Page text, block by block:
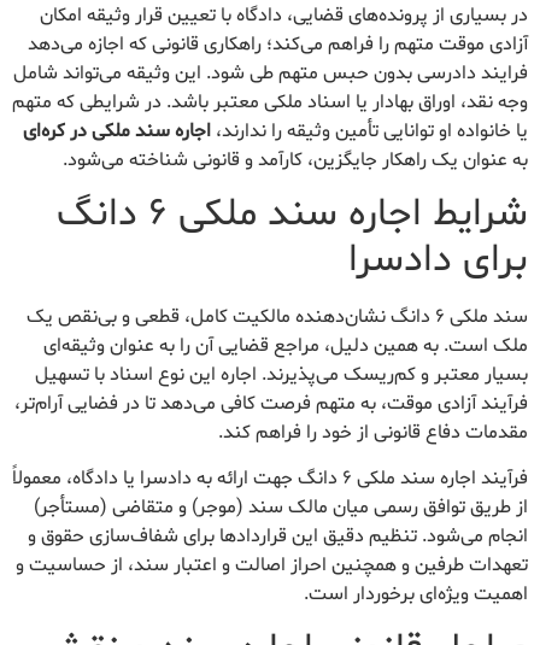
در بسیاری از پرونده‌های قضایی، دادگاه با تعیین قرار وثیقه امکان
آزادی موقت متهم را فراهم می‌کند؛ راهکاری قانونی که اجازه می‌دهد
فرایند دادرسی بدون حبس متهم طی شود. این وثیقه می‌تواند شامل
وجه نقد، اوراق بهادار یا اسناد ملکی معتبر باشد. در شرایطی که متهم
یا خانواده او توانایی تأمین وثیقه را ندارند، اجاره سند ملکی در کره‌ای
به عنوان یک راهکار جایگزین، کارآمد و قانونی شناخته می‌شود.
شرایط اجاره سند ملکی ۶ دانگ
برای دادسرا
سند ملکی ۶ دانگ نشان‌دهنده مالکیت کامل، قطعی و بی‌نقص یک
ملک است. به همین دلیل، مراجع قضایی آن را به عنوان وثیقه‌ای
بسیار معتبر و کم‌ریسک می‌پذیرند. اجاره این نوع اسناد با تسهیل
فرآیند آزادی موقت، به متهم فرصت کافی می‌دهد تا در فضایی آرام‌تر،
مقدمات دفاع قانونی از خود را فراهم کند.
فرآیند اجاره سند ملکی ۶ دانگ جهت ارائه به دادسرا یا دادگاه، معمولاً
از طریق توافق رسمی میان مالک سند (موجر) و متقاضی (مستأجر)
انجام می‌شود. تنظیم دقیق این قراردادها برای شفاف‌سازی حقوق و
تعهدات طرفین و همچنین احراز اصالت و اعتبار سند، از حساسیت و
اهمیت ویژه‌ای برخوردار است.